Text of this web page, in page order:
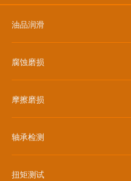
油品润滑
腐蚀磨损
摩擦磨损
轴承检测
扭矩测试